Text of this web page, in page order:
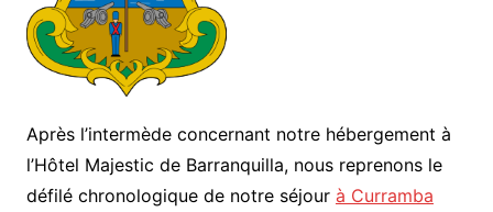
Après l’intermède concernant notre hébergement à
l’Hôtel Majestic de Barranquilla, nous reprenons le
défilé chronologique de notre séjour à Curramba